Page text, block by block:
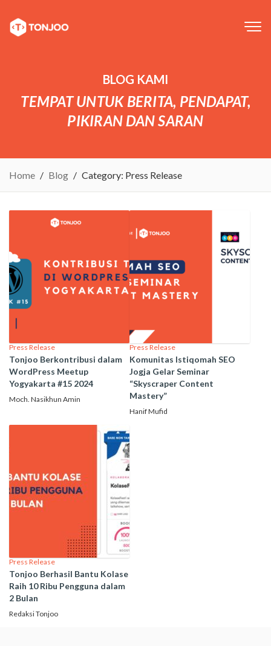
BLOG KAMI
TEMPAT UNTUK BERITA, PENDAPAT,
PIKIRAN DAN SARAN
Home Blog Category: Press Release
Press Release
Tonjoo Berkontribusi dalam
WordPress Meetup
Yogyakarta #15 2024
Moch. Nasikhun Amin
Press Release
Komunitas Istiqomah SEO
Jogja Gelar Seminar
“Skyscraper Content
Mastery”
Hanif Mufid
Press Release
Tonjoo Berhasil Bantu Kolase
Raih 10 Ribu Pengguna dalam
2 Bulan
Redaksi Tonjoo